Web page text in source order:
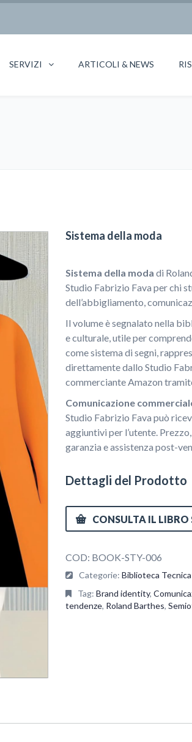
SERVIZI ARTICOLI & NEWS
Sistema della moda
Sistema della moda di
Studio Fabrizio Fava per chi
dell’abbigliamento,
Il volume è segnalato nella
e culturale, utile per
come sistema di segni,
direttamente dallo Studio
commerciante Amazon
Comunicazione
Studio Fabrizio Fava può
aggiuntivi per l’utente.
garanzia e assistenza post-
Dettagli del Prodotto
CONSULTA IL
COD: BOOK-STY-006
Categorie:Biblioteca
Tag:Brand identity,
tendenze, Roland Barthes,